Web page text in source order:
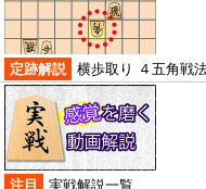
定跡解説 横歩取り ４五角戦
注目 実戦解説一覧